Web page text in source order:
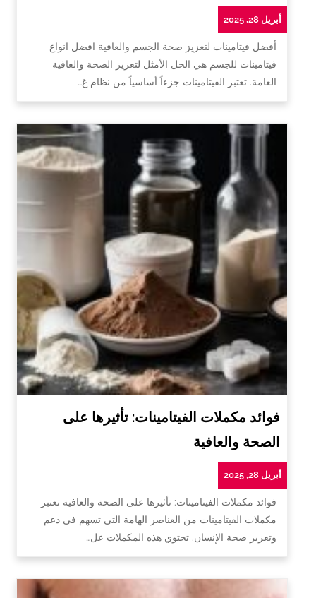
أبريل 28, 2025
أفضل فيتامينات لتعزيز صحة الجسم والعافية افضل انواع
فيتامينات للجسم هي الحل الأمثل لتعزيز الصحة والعافية
العامة. تعتبر الفيتامينات جزءاً أساسياً من نظام غ…
فوائد مكملات الفيتامينات: تأثيرها على
الصحة والعافية
أبريل 28, 2025
فوائد مكملات الفيتامينات: تأثيرها على الصحة والعافية تعتبر
مكملات الفيتامينات من العناصر الهامة التي تسهم في دعم
وتعزيز صحة الإنسان. تحتوي هذه المكملات عل…